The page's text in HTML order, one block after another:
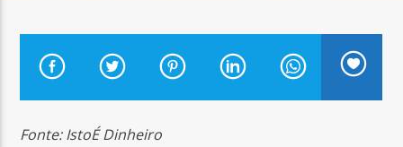
Arara Azul FM
Fonte: IstoÉ Dinheiro